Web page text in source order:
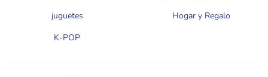
juguetes
Hogar y Regalo
K-POP